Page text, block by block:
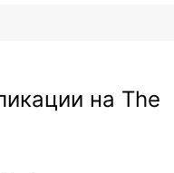
на The